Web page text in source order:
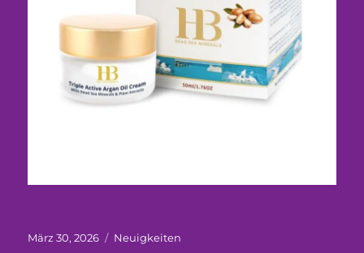
Veröffentlicht
März 30, 2026 Kategorien
Neuigkeiten